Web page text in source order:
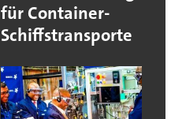
für Container-
Schiffstransporte